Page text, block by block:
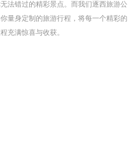
法错过的精彩景点。而我们逐西旅游公
量身定制的旅游行程，将每一个精彩的
充满惊喜与收获。